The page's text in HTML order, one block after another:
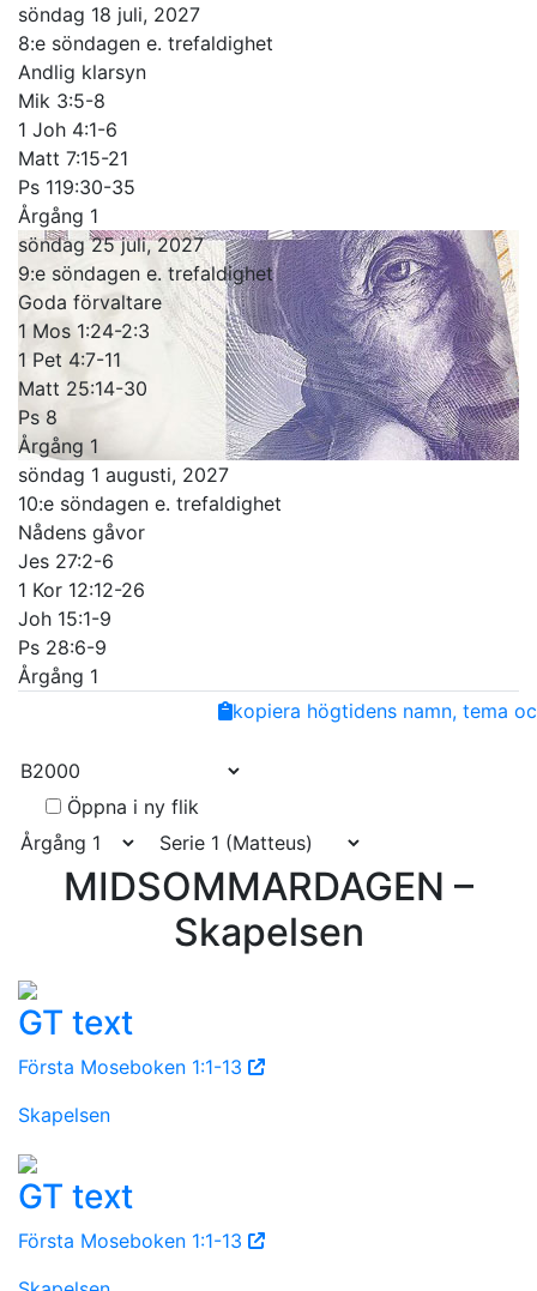
söndag 18 juli, 2027
8:e söndagen e. trefaldighet
Andlig klarsyn
Mik 3:5-8
1 Joh 4:1-6
Matt 7:15-21
Ps 119:30-35
Årgång 1
söndag 25 juli, 2027
9:e söndagen e. trefaldighet
Goda förvaltare
1 Mos 1:24-2:3
1 Pet 4:7-11
Matt 25:14-30
Ps 8
Årgång 1
söndag 1 augusti, 2027
10:e söndagen e. trefaldighet
Nådens gåvor
Jes 27:2-6
1 Kor 12:12-26
Joh 15:1-9
Ps 28:6-9
Årgång 1
EmailCopy
kopiera högtidens namn, tema
Öppna i ny flik
MIDSOMMARDAGEN –
Skapelsen
GT text
Första Moseboken 1:1-13
Skapelsen
GT text
Första Moseboken 1:1-13